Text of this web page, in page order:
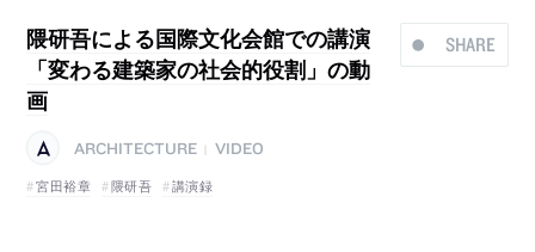
SHARE
隈研吾による国際文化会館での講演
「変わる建築家の社会的役割」の動
画
ARCHITECTURE
VIDEO
宮田裕章
隈研吾 講演録